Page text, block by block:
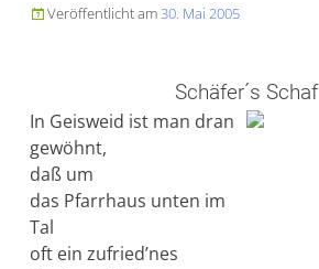
Veröffentlicht am30. Mai 2005
Schäfer´s Schaf
In Geisweid ist man dran
gewöhnt,
daß um
das Pfarrhaus unten im
Tal
oft ein zufried’nes